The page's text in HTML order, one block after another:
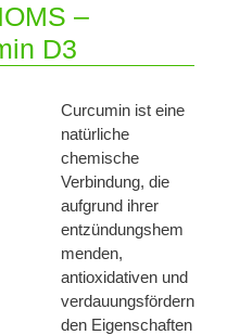
–
D3
Curcumin ist eine
natürliche
chemische
Verbindung, die
aufgrund ihrer
entzündungshem
menden,
antioxidativen und
verdauungsfördern
den Eigenschaften